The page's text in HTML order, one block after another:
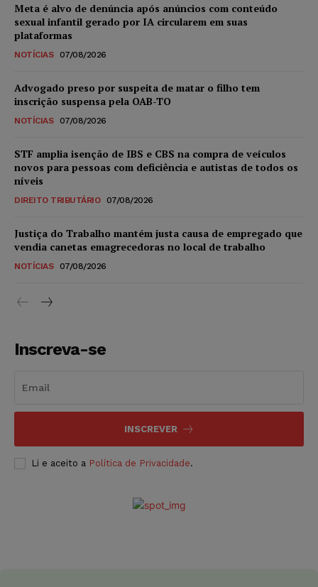
Meta é alvo de denúncia após anúncios com conteúdo
sexual infantil gerado por IA circularem em suas
plataformas
NOTÍCIAS 07/08/2026
Advogado preso por suspeita de matar o filho tem
inscrição suspensa pela OAB-TO
NOTÍCIAS 07/08/2026
STF amplia isenção de IBS e CBS na compra de veículos
novos para pessoas com deficiência e autistas de todos os
níveis
DIREITO TRIBUTÁRIO 07/08/2026
Justiça do Trabalho mantém justa causa de empregado que
vendia canetas emagrecedoras no local de trabalho
NOTÍCIAS 07/08/2026
Inscreva-se
INSCREVER
Li e aceito a Política de Privacidade.